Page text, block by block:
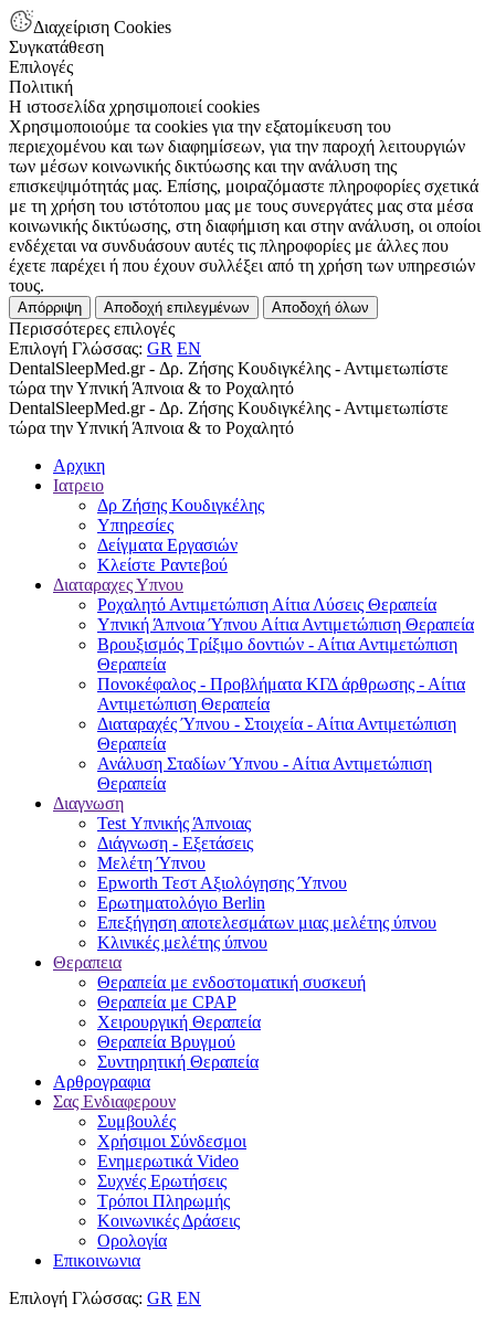
Διαχείριση Cookies
Συγκατάθεση
Επιλογές
Πολιτική
Η ιστοσελίδα χρησιμοποιεί cookies
Χρησιμοποιούμε τα cookies για την εξατομίκευση του
περιεχομένου και των διαφημίσεων, για την παροχή λειτουργιών
των μέσων κοινωνικής δικτύωσης και την ανάλυση της
επισκεψιμότητάς μας. Επίσης, μοιραζόμαστε πληροφορίες σχετικά
με τη χρήση του ιστότοπου μας με τους συνεργάτες μας στα μέσα
κοινωνικής δικτύωσης, στη διαφήμιση και στην ανάλυση, οι οποίοι
ενδέχεται να συνδυάσουν αυτές τις πληροφορίες με άλλες που
έχετε παρέχει ή που έχουν συλλέξει από τη χρήση των υπηρεσιών
τους.
Απόρριψη Αποδοχή επιλεγμένων Αποδοχή όλων
Περισσότερες επιλογές
Επιλογή Γλώσσας: GR EN
DentalSleepMed.gr - Δρ. Ζήσης Κουδιγκέλης - Αντιμετωπίστε
τώρα την Υπνική Άπνοια & το Ροχαλητό
DentalSleepMed.gr - Δρ. Ζήσης Κουδιγκέλης - Αντιμετωπίστε
τώρα την Υπνική Άπνοια & το Ροχαλητό
Αρχικη
Ιατρειο
Δρ Ζήσης Κουδιγκέλης
Υπηρεσίες
Δείγματα Εργασιών
Κλείστε Ραντεβού
Διαταραχες Υπνου
Ροχαλητό Αντιμετώπιση Αίτια Λύσεις Θεραπεία
Υπνική Άπνοια Ύπνου Αίτια Αντιμετώπιση Θεραπεία
Βρουξισμός Τρίξιμο δοντιών - Αίτια Αντιμετώπιση
Θεραπεία
Πονοκέφαλος - Προβλήματα ΚΓΔ άρθρωσης - Αίτια
Αντιμετώπιση Θεραπεία
Διαταραχές Ύπνου - Στοιχεία - Αίτια Αντιμετώπιση
Θεραπεία
Ανάλυση Σταδίων Ύπνου - Αίτια Αντιμετώπιση
Θεραπεία
Διαγνωση
Test Υπνικής Άπνοιας
Διάγνωση - Εξετάσεις
Μελέτη Ύπνου
Epworth Τεστ Αξιολόγησης Ύπνου
Ερωτηματολόγιο Berlin
Επεξήγηση αποτελεσμάτων μιας μελέτης ύπνου
Κλινικές μελέτης ύπνου
Θεραπεια
Θεραπεία με ενδοστοματική συσκευή
Θεραπεία με CPAP
Χειρουργική Θεραπεία
Θεραπεία Βρυγμού
Συντηρητική Θεραπεία
Αρθρογραφια
Σας Ενδιαφερουν
Συμβουλές
Χρήσιμοι Σύνδεσμοι
Ενημερωτικά Video
Συχνές Ερωτήσεις
Τρόποι Πληρωμής
Κοινωνικές Δράσεις
Ορολογία
Επικοινωνια
Επιλογή Γλώσσας: GR EN